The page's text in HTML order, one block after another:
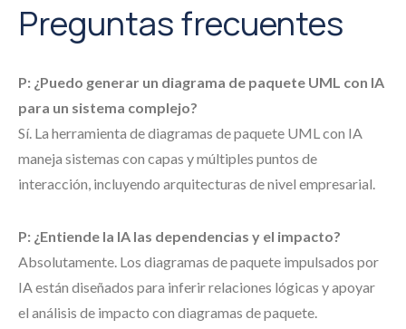
Preguntas frecuentes
P: ¿Puedo generar un diagrama de paquete UML con IA
para un sistema complejo?
Sí. La herramienta de diagramas de paquete UML con IA
maneja sistemas con capas y múltiples puntos de
interacción, incluyendo arquitecturas de nivel empresarial.
P: ¿Entiende la IA las dependencias y el impacto?
Absolutamente. Los diagramas de paquete impulsados por
IA están diseñados para inferir relaciones lógicas y apoyar
el análisis de impacto con diagramas de paquete.